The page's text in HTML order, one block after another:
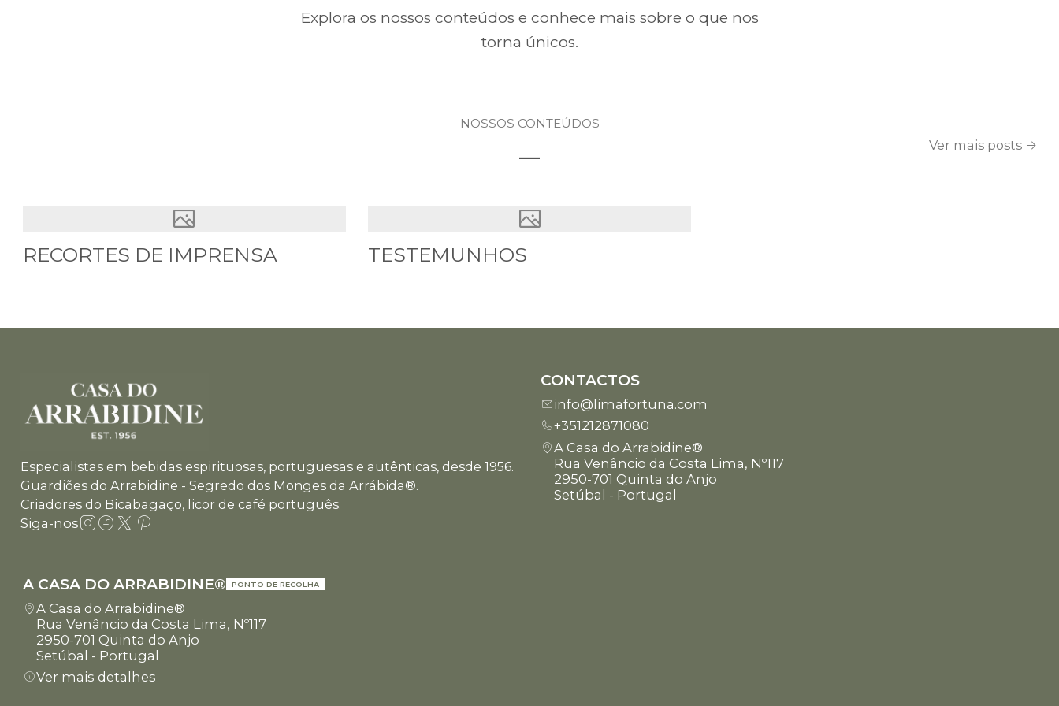
Explora os nossos conteúdos e conhece mais sobre o que nos
torna únicos.
NOSSOS CONTEÚDOS
__ Ver mais posts
RECORTES DE IMPRENSA TESTEMUNHOS
Especialistas em bebidas espirituosas, portuguesas e autênticas, desde 1956.
Guardiões do Arrabidine - Segredo dos Monges da Arrábida®.
Criadores do Bicabagaço, licor de café português.
Siga-nos
CONTACTOS
info@limafortuna.com
+351212871080
A Casa do Arrabidine®
Rua Venâncio da Costa Lima, Nº117
2950-701 Quinta do Anjo
Setúbal - Portugal
A CASA DO ARRABIDINE® PONTO DE RECOLHA
A Casa do Arrabidine®
Rua Venâncio da Costa Lima, Nº117
2950-701 Quinta do Anjo
Setúbal - Portugal
Ver mais detalhes